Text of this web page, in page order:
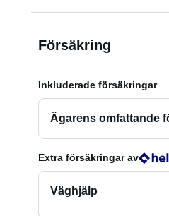
Försäkring
Inkluderade försäkringar
Ägarens omfattande
Extra försäkringarav
Väghjälp